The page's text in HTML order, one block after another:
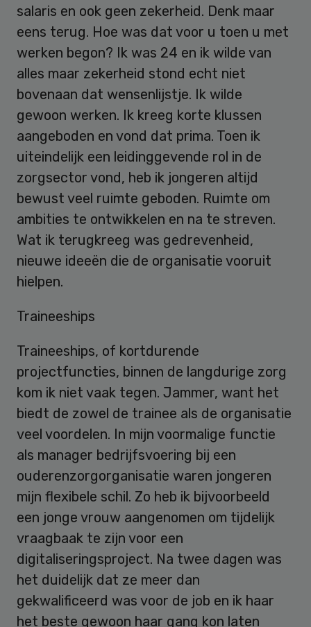
salaris en ook geen zekerheid. Denk maar
eens terug. Hoe was dat voor u toen u met
werken begon? Ik was 24 en ik wilde van
alles maar zekerheid stond echt niet
bovenaan dat wensenlijstje. Ik wilde
gewoon werken. Ik kreeg korte klussen
aangeboden en vond dat prima. Toen ik
uiteindelijk een leidinggevende rol in de
zorgsector vond, heb ik jongeren altijd
bewust veel ruimte geboden. Ruimte om
ambities te ontwikkelen en na te streven.
Wat ik terugkreeg was gedrevenheid,
nieuwe ideeën die de organisatie vooruit
hielpen.
Traineeships
Traineeships, of kortdurende
projectfuncties, binnen de langdurige zorg
kom ik niet vaak tegen. Jammer, want het
biedt de zowel de trainee als de organisatie
veel voordelen. In mijn voormalige functie
als manager bedrijfsvoering bij een
ouderenzorgorganisatie waren jongeren
mijn flexibele schil. Zo heb ik bijvoorbeeld
een jonge vrouw aangenomen om tijdelijk
vraagbaak te zijn voor een
digitaliseringsproject. Na twee dagen was
het duidelijk dat ze meer dan
gekwalificeerd was voor de job en ik haar
het beste gewoon haar gang kon laten